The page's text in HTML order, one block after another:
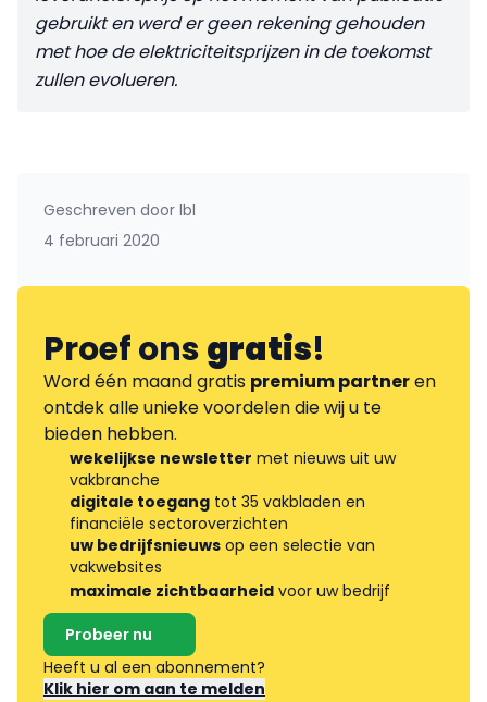
gebruikt en werd er geen rekening gehouden
met hoe de elektri­citeitsprijzen in de toekomst
zullen evolueren.
Geschreven door lbl
4 februari 2020
Proef onsgratis!
Word één maand gratis premium partneren
ontdek alle unieke voordelen die wij u te
bieden hebben.
wekelijkse newsletter met nieuws uit uw
vakbranche
digitale toegang tot 35 vakbladen en
financiële sectoroverzichten
uw bedrijfsnieuws op een selectie van
vakwebsites
maximale zichtbaarheid voor uw bedrijf
Probeer nu
Heeft u al een abonnement?
Klik hier om aan te melden